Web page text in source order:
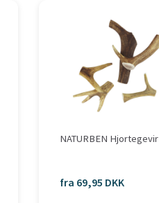
NATURBEN Hjortegevir
fra 69,95 DKK